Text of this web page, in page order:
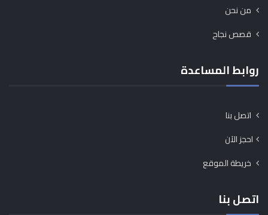
من نحن
قصص نجاح
روابط المساعدة
اتصل بنا
احجز الآن
خريطة الموقع
اتصل بنا